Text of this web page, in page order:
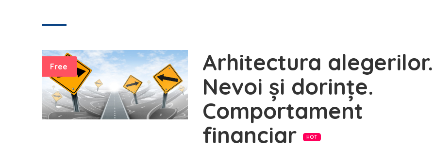
Free
Arhitectura alegerilor.
Nevoi și dorințe.
Comportament
financiar
HOT